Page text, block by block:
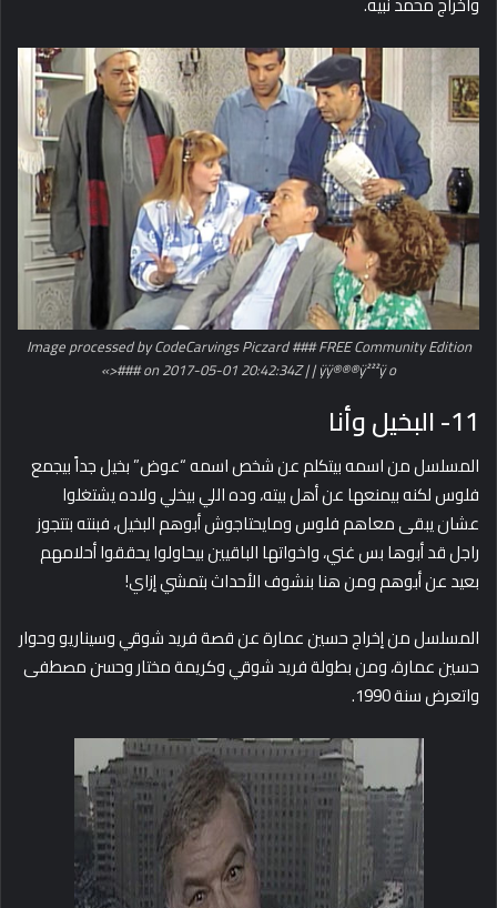
Image processed by CodeCarvings Piczard ### FREE Community Edition
### on 2017-05-01 20:42:34Z | | ÿ­­­ÿ®®®ÿ²²²ÿ o<»
11- البخيل وأنا
المسلسل من اسمه بيتكلم عن شخص اسمه “عوض” بخيل جداً بيجمع
فلوس لكنه بيمنعها عن أهل بيته، وده اللي بيخلي ولاده يشتغلوا
عشان يبقى معاهم فلوس ومايحتاجوش أبوهم البخيل، فبنته بتتجوز
راجل قد أبوها بس غني، واخواتها الباقيين بيحاولوا يحققوا أحلامهم
بعيد عن أبوهم ومن هنا بنشوف الأحداث بتمشي إزاي!
المسلسل من إخراج حسين عمارة عن قصة فريد شوقي وسيناريو وحوار
حسين عمارة، ومن بطولة فريد شوقي وكريمة مختار وحسن مصطفى
واتعرض سنة 1990.